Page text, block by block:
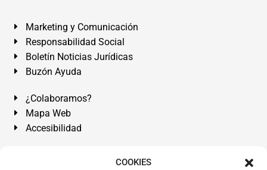
COOKIES
Marketing y Comunicación
Responsabilidad Social
Boletín Noticias Jurídicas
Buzón Ayuda
¿Colaboramos?
Mapa Web
Accesibilidad
Álvarez Abogados Tenerife:Calle Teobaldo Power Nº 7,